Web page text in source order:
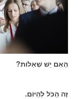
הַאִם יֵשׁ שְׁאֵלוֹת?
זֶה הַכֹּל לְהַיּוֹם.